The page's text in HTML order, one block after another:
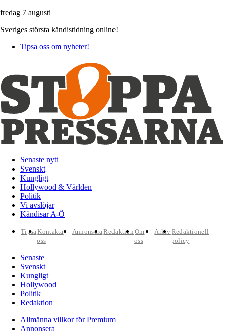
fredag 7 augusti
Sveriges största kändistidning online!
Tipsa oss om nyheter!
Senaste nytt
Svenskt
Kungligt
Hollywood & Världen
Politik
Vi avslöjar
Kändisar A-Ö
TipsaKontakta
oss
AnnonseraRedaktion Om
oss
Arkiv Redaktionell
policy
Senaste
Svenskt
Kungligt
Hollywood
Politik
Redaktion
Allmänna villkor för Premium
Annonsera